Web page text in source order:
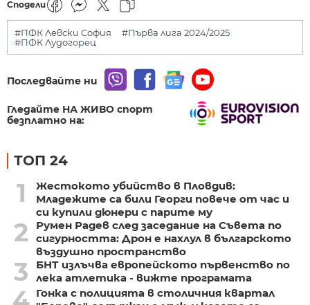
Сподели
#ПФК Левски София
#Първа лига 2024/2025
#ПФК Лудогорец
Последвайте ни
Гледайте НА ЖИВО спорт
безплатно на:
ТОП 24
1
Жестокото убийство в Пловдив:
Младежите са били Георги повече от час и
си купили дюнери с парите му
2
Румен Радев след заседание на Съвета по
сигурността: Дрон е нахлул в българското
въздушно пространство
3
БНТ излъчва европейското първенство по
лека атлетика - вижте програмата
Гонка с полицията в столичния квартал